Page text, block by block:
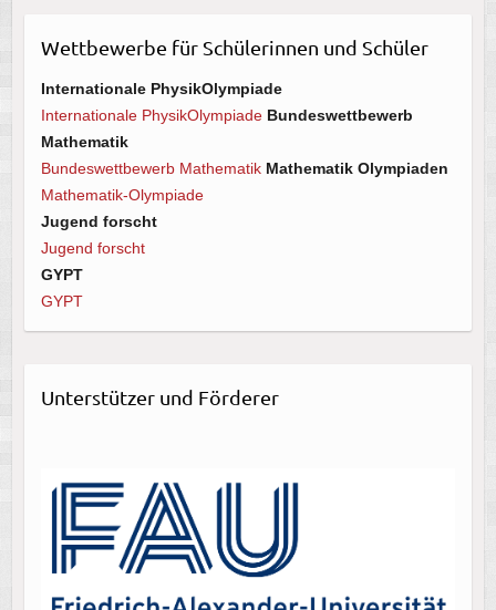
Wettbewerbe für Schülerinnen und Schüler
Internationale PhysikOlympiade
Internationale PhysikOlympiade Bundeswettbewerb
Mathematik
Bundeswettbewerb Mathematik Mathematik Olympiaden
Mathematik-Olympiade
Jugend forscht
Jugend forscht
GYPT
GYPT
Unterstützer und Förderer